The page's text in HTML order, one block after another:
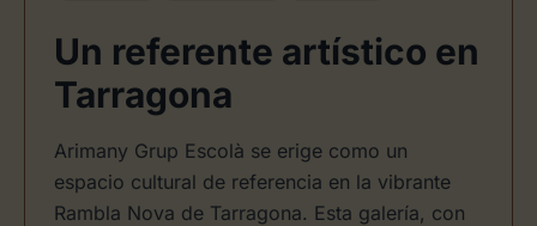
Un referente artístico en
Tarragona
Arimany Grup Escolà se erige como un
espacio cultural de referencia en la vibrante
Rambla Nova de Tarragona. Esta galería, con